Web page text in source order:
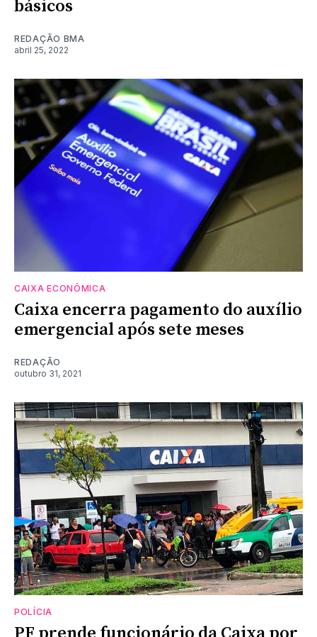
básicos
REDAÇÃO BMA
abril 25, 2022
CAIXA ECONÔMICA
Caixa encerra pagamento do auxílio
emergencial após sete meses
REDAÇÃO
outubro 31, 2021
POLÍCIA